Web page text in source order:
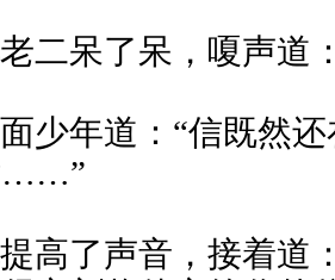
二呆了呆，嗄声道
少年道：“信既然
……”
高了声音，接着道